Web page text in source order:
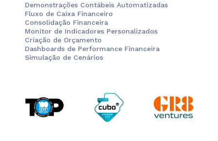
Demonstrações Contábeis Automatizadas
Fluxo de Caixa Financeiro
Consolidação Financeira
Monitor de Indicadores Personalizados
Criação de Orçamento
Dashboards de Performance Financeira
Simulação de Cenários